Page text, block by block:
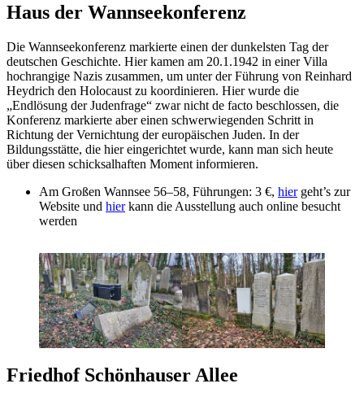
Haus der Wannseekonferenz
Die Wannseekonferenz markierte einen der dunkelsten Tag der
deutschen Geschichte. Hier kamen am 20.1.1942 in einer Villa
hochrangige Nazis zusammen, um unter der Führung von Reinhard
Heydrich den Holocaust zu koordinieren. Hier wurde die
„Endlösung der Judenfrage“ zwar nicht de facto beschlossen, die
Konferenz markierte aber einen schwerwiegenden Schritt in
Richtung der Vernichtung der europäischen Juden. In der
Bildungsstätte, die hier eingerichtet wurde, kann man sich heute
über diesen schicksalhaften Moment informieren.
Am Großen Wannsee 56–58, Führungen: 3 €, hiergeht’s zur
Website und hierkann die Ausstellung auch online besucht
werden
Friedhof Schönhauser Allee